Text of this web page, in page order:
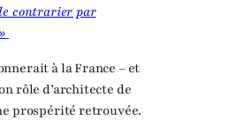
contrarier par
à la France – et
rôle d’architecte de
prospérité retrouvée.